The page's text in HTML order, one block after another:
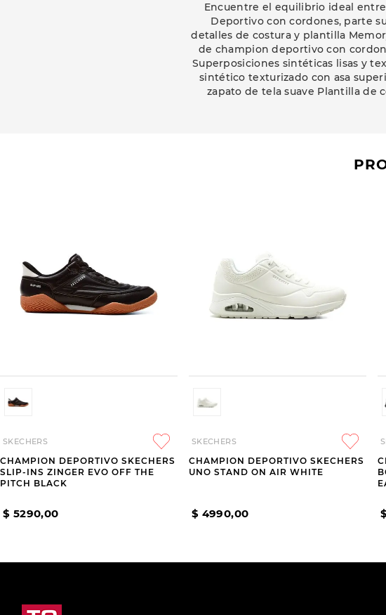
Encuentre el equilibrio ideal
Deportivo con cordones, parte
detalles de costura y plantilla
de champion deportivo con
Superposiciones sintéticas lisas y
sintético texturizado con asa
zapato de tela suave Plantilla de
SKECHERS
CHAMPION DEPORTIVO SKECHERS
SLIP-INS ZINGER EVO OFF THE
PITCH BLACK
$ 5290,00
SKECHERS
CHAMPION DEPORTIVO SKECHERS
UNO STAND ON AIR WHITE
$ 4990,00